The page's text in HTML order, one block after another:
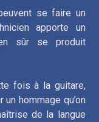
se faire un
apporte un
sûr se produit
fois à la guitare,
hommage qu’on
de la langue